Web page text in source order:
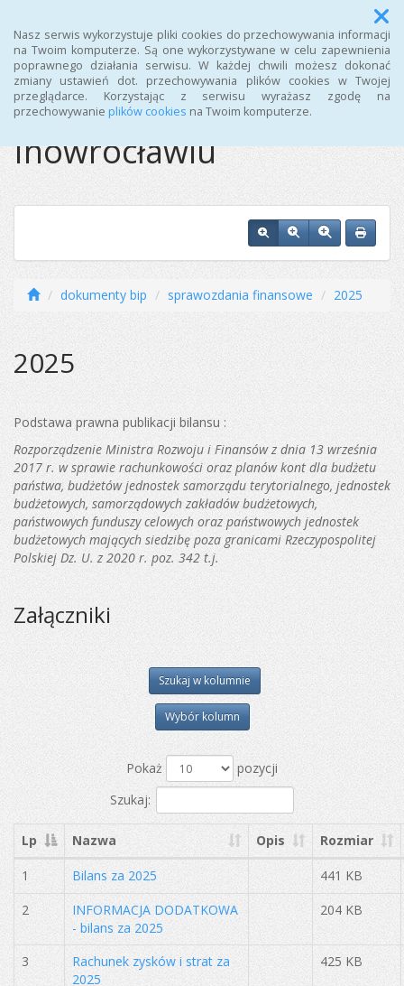
Nasz serwis wykorzystuje pliki cookies do przechowywania informacji
na Twoim komputerze. Są one wykorzystywane w celu zapewnienia
poprawnego działania serwisu. W każdej chwili możesz dokonać
zmiany ustawień dot. przechowywania plików cookies w Twojej
przeglądarce. Korzystając z serwisu wyrażasz zgodę na
przechowywanie plików cookies na Twoim komputerze.
Menu
Ośrodek Sportu i
Rekreacji w
Inowrocławiu
dokumenty bip sprawozdania finansowe 2025
2025
Podstawa prawna publikacji bilansu :
Rozporządzenie Ministra Rozwoju i Finansów z dnia 13 września
2017 r. w sprawie rachunkowości oraz planów kont dla budżetu
państwa, budżetów jednostek samorządu terytorialnego, jednostek
budżetowych, samorządowych zakładów budżetowych,
państwowych funduszy celowych oraz państwowych jednostek
budżetowych mających siedzibę poza granicami Rzeczypospolitej
Polskiej Dz. U. z 2020 r. poz. 342 t.j.
Załączniki
Szukaj w kolumnie
Wybór kolumn
Pokaż
pozycji
Szukaj:
Lp Nazwa Opis Rozmiar
1 Bilans za 2025
441 KB
2
INFORMACJA DODATKOWA
- bilans za 2025
204 KB
3
Rachunek zysków i strat za
2025
425 KB